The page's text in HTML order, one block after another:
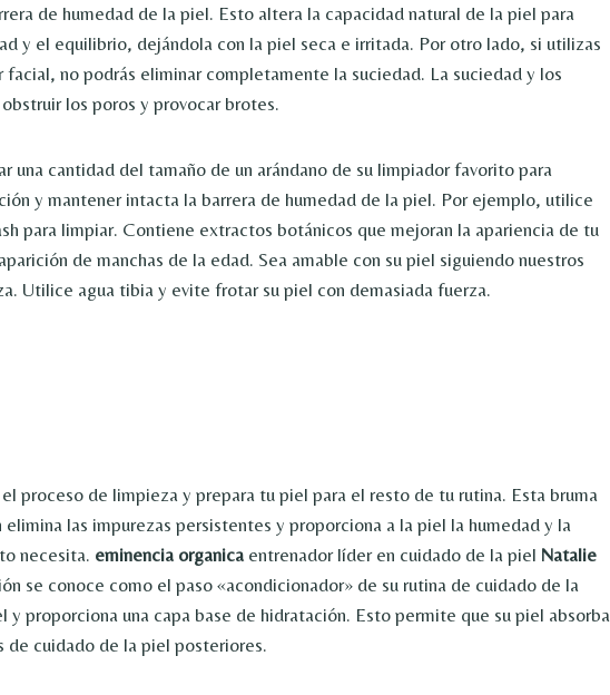
de humedad de la piel. Esto altera la capacidad natural de la piel para
y el equilibrio, dejándola con la piel seca e irritada. Por otro lado, si utilizas
no podrás eliminar completamente la suciedad. La suciedad y los
los poros y provocar brotes.
una cantidad del tamaño de un arándano de su limpiador favorito para
y mantener intacta la barrera de humedad de la piel. Por ejemplo, utilice
para limpiar. Contiene extractos botánicos que mejoran la apariencia de tu
de manchas de la edad. Sea amable con su piel siguiendo nuestros
Utilice agua tibia y evite frotar su piel con demasiada fuerza.
proceso de limpieza y prepara tu piel para el resto de tu rutina. Esta bruma
elimina las impurezas persistentes y proporciona a la piel la humedad y la
necesita. eminencia organica entrenador líder en cuidado de la piel Natalie
se conoce como el paso «acondicionador» de su rutina de cuidado de la
y proporciona una capa base de hidratación. Esto permite que su piel absorba
de cuidado de la piel posteriores.